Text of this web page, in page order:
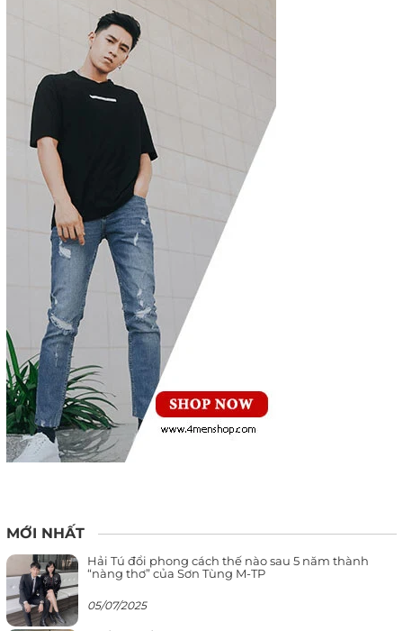
MỚI NHẤT
Hải Tú đổi phong cách thế nào sau 5 năm thành
“nàng thơ” của Sơn Tùng M-TP
05/07/2025